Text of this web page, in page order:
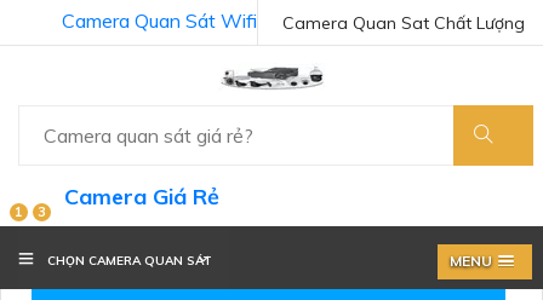
Camera Quan Sat Chất Lượng
Camera Quan Sát Wifi
1 3
Camera Giá Rẻ
CHỌN CAMERA QUAN SÁT MENU